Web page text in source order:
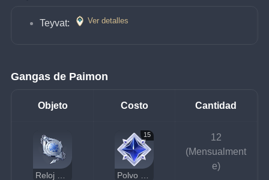
Teyvat: Ver detalles
Gangas de Paimon
Objeto Costo Cantidad
15
12
(Mensualment
e)